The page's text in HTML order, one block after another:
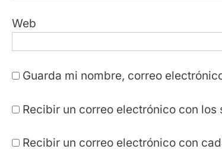
Web
Guarda mi nombre, correo
Recibir un correo electrónico con
Recibir un correo electrónico con